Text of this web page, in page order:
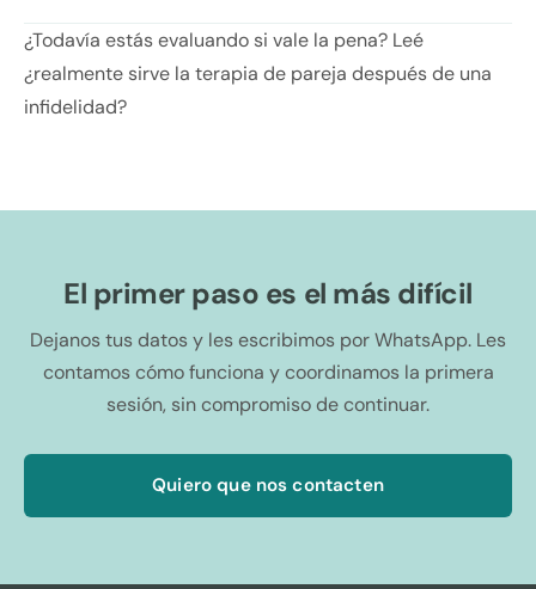
¿Todavía estás evaluando si vale la pena? Leé
¿realmente sirve la terapia de pareja después de una
infidelidad?
El primer paso es el más difícil
Dejanos tus datos y les escribimos por WhatsApp. Les
contamos cómo funciona y coordinamos la primera
sesión, sin compromiso de continuar.
Quiero que nos contacten